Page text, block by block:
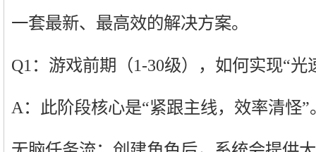
一套最新、最高效的解决方案。
Q1：游戏前期（1-30级），如何实现“光
A：此阶段核心是“紧跟主线，效率清怪”